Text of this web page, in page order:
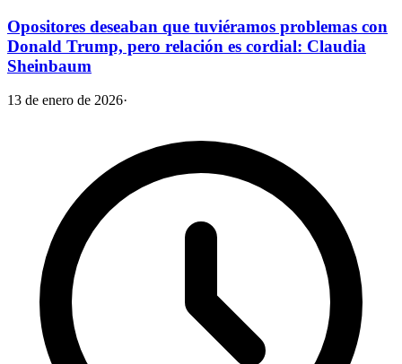
Opositores deseaban que tuviéramos problemas con
Donald Trump, pero relación es cordial: Claudia
Sheinbaum
13 de enero de 2026·